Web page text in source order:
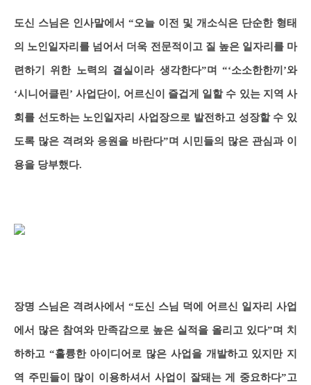
도신 스님은 인사말에서 “오늘 이전 및 개소식은 단순한 형태
의 노인일자리를 넘어서 더욱 전문적이고 질 높은 일자리를 마
련하기 위한 노력의 결실이라 생각한다”며 “‘소소한한끼’와
‘시니어클린’ 사업단이, 어르신이 즐겁게 일할 수 있는 지역 사
회를 선도하는 노인일자리 사업장으로 발전하고 성장할 수 있
도록 많은 격려와 응원을 바란다”며 시민들의 많은 관심과 이
용을 당부했다.
장명 스님은 격려사에서 “도신 스님 덕에 어르신 일자리 사업
에서 많은 참여와 만족감으로 높은 실적을 올리고 있다”며 치
하하고 “훌륭한 아이디어로 많은 사업을 개발하고 있지만 지
역 주민들이 많이 이용하셔서 사업이 잘돼는 게 중요하다”고